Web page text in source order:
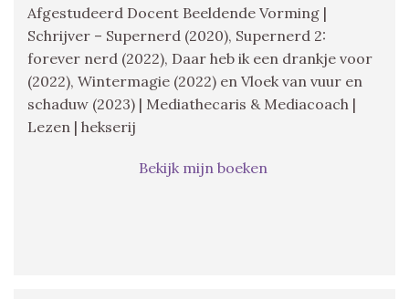
Afgestudeerd Docent Beeldende Vorming |
Schrijver – Supernerd (2020), Supernerd 2:
forever nerd (2022), Daar heb ik een drankje voor
(2022), Wintermagie (2022) en Vloek van vuur en
schaduw (2023) | Mediathecaris & Mediacoach |
Lezen | hekserij
Bekijk mijn boeken